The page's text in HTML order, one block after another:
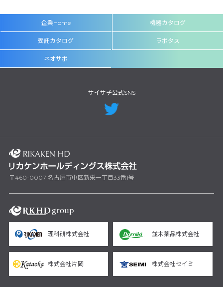
企業Home 機器カタログ
受託カタログ ラボタス
ネオサポ
サイサチ公式SNS
〒460-0007 名古屋市中区新栄一丁目33番1号
理科研株式会社 並木薬品株式会社
株式会社片岡 株式会社セイミ